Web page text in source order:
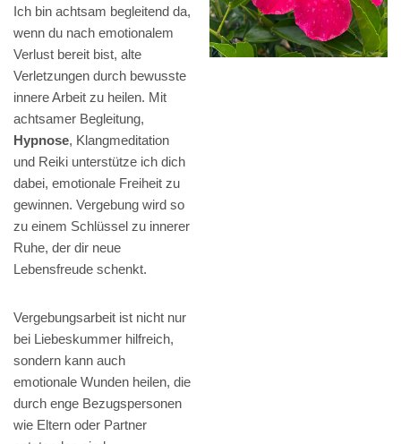
Ich bin achtsam begleitend da,
wenn du nach emotionalem
Verlust bereit bist, alte
Verletzungen durch bewusste
innere Arbeit zu heilen. Mit
achtsamer Begleitung,
Hypnose, Klangmeditation
und Reiki unterstütze ich dich
dabei, emotionale Freiheit zu
gewinnen. Vergebung wird so
zu einem Schlüssel zu innerer
Ruhe, der dir neue
Lebensfreude schenkt.
Vergebungsarbeit ist nicht nur
bei Liebeskummer hilfreich,
sondern kann auch
emotionale Wunden heilen, die
durch enge Bezugspersonen
wie Eltern oder Partner